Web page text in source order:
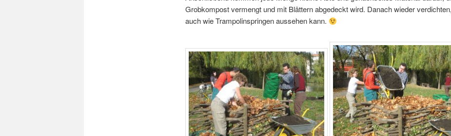
Grobkompost vermengt und mit Blättern abgedeckt wird. Danach wieder
auch wie Trampolinspringen aussehen kann.